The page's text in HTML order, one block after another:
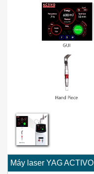
Máy laser YAG ACTIVO